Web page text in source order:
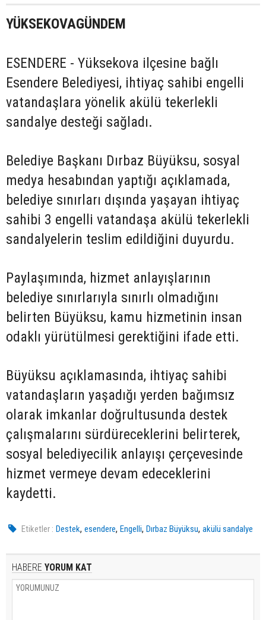
YÜKSEKOVAGÜNDEM
ESENDERE - Yüksekova ilçesine bağlı
Esendere Belediyesi, ihtiyaç sahibi engelli
vatandaşlara yönelik akülü tekerlekli
sandalye desteği sağladı.
Belediye Başkanı Dırbaz Büyüksu, sosyal
medya hesabından yaptığı açıklamada,
belediye sınırları dışında yaşayan ihtiyaç
sahibi 3 engelli vatandaşa akülü tekerlekli
sandalyelerin teslim edildiğini duyurdu.
Paylaşımında, hizmet anlayışlarının
belediye sınırlarıyla sınırlı olmadığını
belirten Büyüksu, kamu hizmetinin insan
odaklı yürütülmesi gerektiğini ifade etti.
Büyüksu açıklamasında, ihtiyaç sahibi
vatandaşların yaşadığı yerden bağımsız
olarak imkanlar doğrultusunda destek
çalışmalarını sürdüreceklerini belirterek,
sosyal belediyecilik anlayışı çerçevesinde
hizmet vermeye devam edeceklerini
kaydetti.
Etiketler : Destek,esendere,Engelli,Dırbaz Büyüksu,akülü sandalye
HABERE YORUM KAT